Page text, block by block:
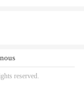
reserved.